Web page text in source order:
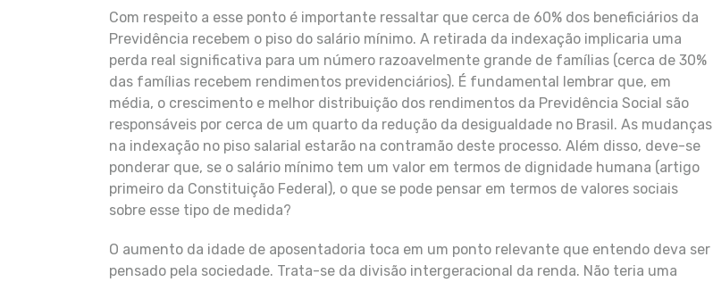
Com respeito a esse ponto é importante ressaltar que cerca de 60% dos beneficiários da
Previdência recebem o piso do salário mínimo. A retirada da indexação implicaria uma
perda real significativa para um número razoavelmente grande de famílias (cerca de 30%
das famílias recebem rendimentos previdenciários). É fundamental lembrar que, em
média, o crescimento e melhor distribuição dos rendimentos da Previdência Social são
responsáveis por cerca de um quarto da redução da desigualdade no Brasil. As mudanças
na indexação no piso salarial estarão na contramão deste processo. Além disso, deve-se
ponderar que, se o salário mínimo tem um valor em termos de dignidade humana (artigo
primeiro da Constituição Federal), o que se pode pensar em termos de valores sociais
sobre esse tipo de medida?
O aumento da idade de aposentadoria toca em um ponto relevante que entendo deva ser
pensado pela sociedade. Trata-se da divisão intergeracional da renda. Não teria uma